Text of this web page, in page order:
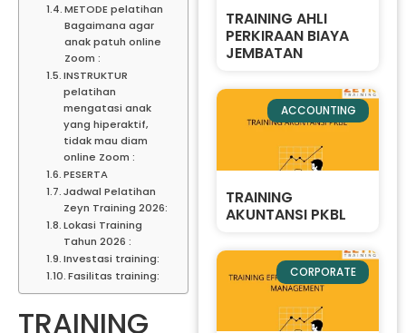
METODE pelatihan
Bagaimana agar
anak patuh online
Zoom :
INSTRUKTUR
pelatihan
mengatasi anak
yang hiperaktif,
tidak mau diam
online Zoom :
PESERTA
Jadwal Pelatihan
Zeyn Training 2026:
Lokasi Training
Tahun 2026 :
Investasi training:
Fasilitas training:
TRAINING
TRAINING AHLI
PERKIRAAN BIAYA
JEMBATAN
ACCOUNTING
TRAINING
AKUNTANSI PKBL
CORPORATE